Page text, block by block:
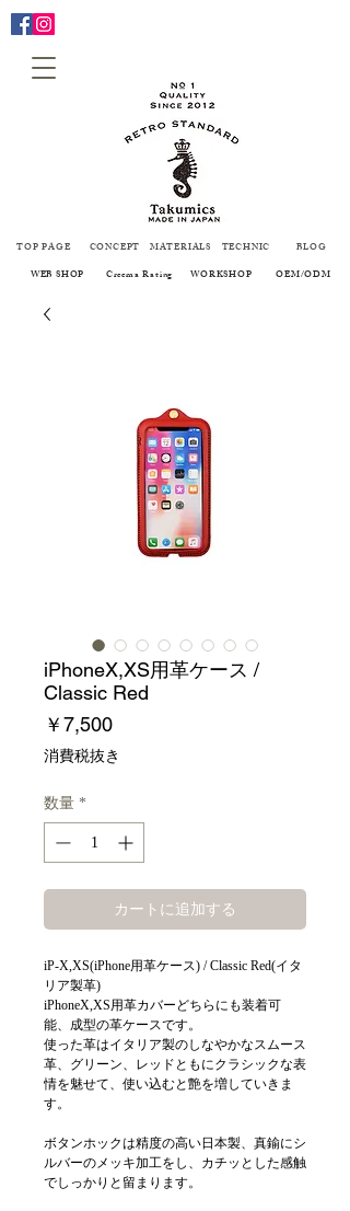
TOP PAGE CONCEPT MATERIALS TECHNIC
BLOG
WEB SHOP
Creema Rating WORKSHOP OEM/ODM
iPhoneX,XS用革ケース /
Classic Red
￥7,500価
格
消費税抜き
数量 *
カートに追加する
iP-X,XS(iPhone用革ケース) / Classic Red(イタ
リア製革)
iPhoneX,XS用革カバーどちらにも装着可
能、成型の革ケースです。
使った革はイタリア製のしなやかなスムース
革、グリーン、レッドともにクラシックな表
情を魅せて、使い込むと艶を増していきま
す。
ボタンホックは精度の高い日本製、真鍮にシ
ルバーのメッキ加工をし、カチッとした感触
でしっかりと留まります。